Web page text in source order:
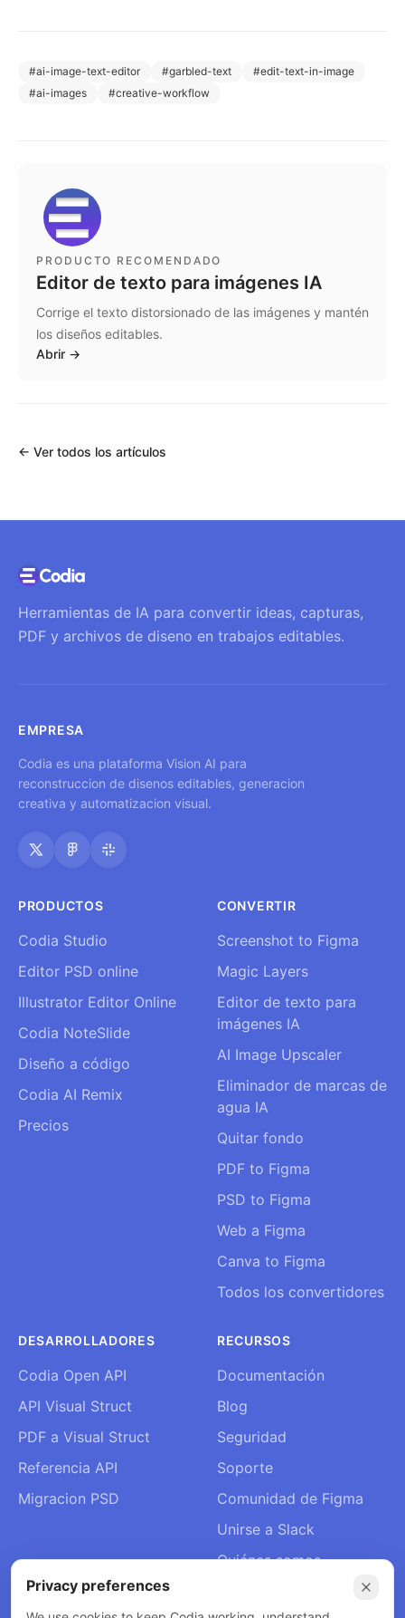
#ai-image-text-editor #garbled-text #edit-text-in-image
#ai-images #creative-workflow
PRODUCTO RECOMENDADO
Editor de texto para imágenes IA
Corrige el texto distorsionado de las imágenes y mantén
los diseños editables.
Abrir →
← Ver todos los artículos
Herramientas de IA para convertir ideas, capturas,
PDF y archivos de diseno en trabajos editables.
EMPRESA
Codia es una plataforma Vision AI para
reconstruccion de disenos editables, generacion
creativa y automatizacion visual.
PRODUCTOS
Codia Studio
Editor PSD online
Illustrator Editor Online
Codia NoteSlide
Diseño a código
Codia AI Remix
Precios
CONVERTIR
Screenshot to Figma
Magic Layers
Editor de texto para
imágenes IA
AI Image Upscaler
Eliminador de marcas de
agua IA
Quitar fondo
PDF to Figma
PSD to Figma
Web a Figma
Canva to Figma
Todos los convertidores
DESARROLLADORES
Codia Open API
API Visual Struct
PDF a Visual Struct
Referencia API
Migracion PSD
RECURSOS
Documentación
Blog
Seguridad
Soporte
Comunidad de Figma
Unirse a Slack
Quiénes somos
Privacy preferences